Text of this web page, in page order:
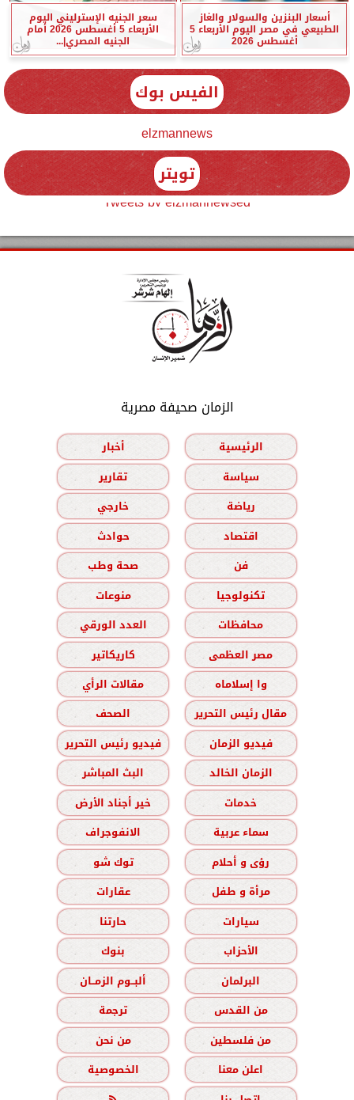
أسعار البنزين والسولار والغاز
الطبيعي في مصر اليوم الأربعاء 5
أغسطس 2026
سعر الجنيه الإسترليني اليوم
الأربعاء 5 أغسطس 2026 أمام
الجنيه المصري|...
الفيس بوك
elzmannews
تويتر
Tweets by elzmannewseg
الزمان صحيفة مصرية
الرئيسية
أخبار
سياسة
تقارير
رياضة
خارجي
اقتصاد
حوادث
فن
صحة وطب
تكنولوجيا
منوعات
محافظات
العدد الورقي
مصر العظمى
كاريكاتير
وا إسلاماه
مقالات الرأي
مقال رئيس التحرير
الصحف
فيديو الزمان
فيديو رئيس التحرير
الزمان الخالد
البث المباشر
خدمات
خير أجناد الأرض
سماء عربية
الانفوجراف
رؤى و أحلام
توك شو
مرأة و طفل
عقارات
سيارات
حارتنا
الأحزاب
بنوك
البرلمان
ألبــوم الزمــان
من القدس
ترجمة
من فلسطين
من نحن
اعلن معنا
الخصوصية